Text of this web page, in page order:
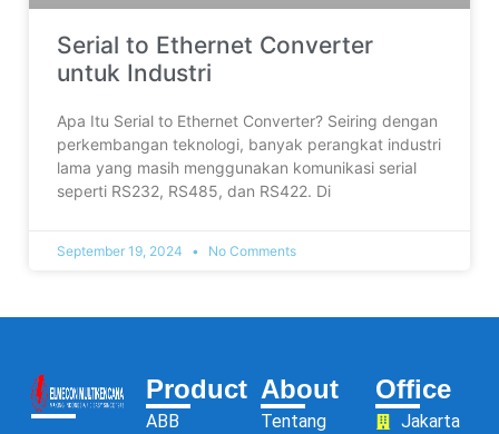
Serial to Ethernet Converter
untuk Industri
Apa Itu Serial to Ethernet Converter? Seiring dengan
perkembangan teknologi, banyak perangkat industri
lama yang masih menggunakan komunikasi serial
seperti RS232, RS485, dan RS422. Di
September 19, 2024 No Comments
Product
ABB
About
Tentang
Office
Jakarta